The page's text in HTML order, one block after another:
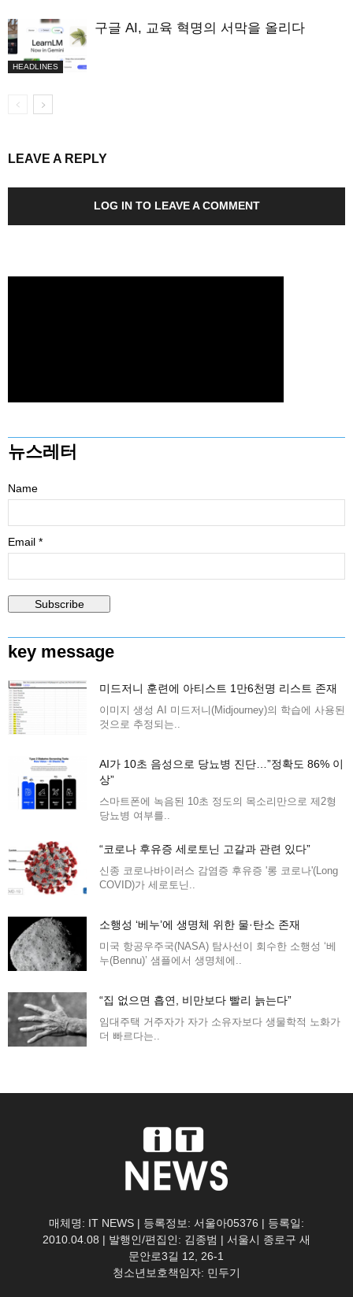
HEADLINES
구글 AI, 교육 혁명의 서막을 올리다
LEAVE A REPLY
LOG IN TO LEAVE A COMMENT
뉴스레터
Name
Email *
key message
미드저니 훈련에 아티스트 1만6천명 리스트 존재
이미지 생성 AI 미드저니(Midjourney)의 학습에 사용된
것으로 추정되는..
AI가 10초 음성으로 당뇨병 진단…”정확도 86% 이
상”
스마트폰에 녹음된 10초 정도의 목소리만으로 제2형
당뇨병 여부를..
“코로나 후유증 세로토닌 고갈과 관련 있다”
신종 코로나바이러스 감염증 후유증 '롱 코로나'(Long
COVID)가 세로토닌..
소행성 ‘베누’에 생명체 위한 물·탄소 존재
미국 항공우주국(NASA) 탐사선이 회수한 소행성 ‘베
누(Bennu)’ 샘플에서 생명체에..
“집 없으면 흡연, 비만보다 빨리 늙는다”
임대주택 거주자가 자가 소유자보다 생물학적 노화가
더 빠르다는..
매체명: IT NEWS | 등록정보: 서울아05376 | 등록일:
2010.04.08 | 발행인/편집인: 김종범 | 서울시 종로구 새
문안로3길 12, 26-1
청소년보호책임자: 민두기